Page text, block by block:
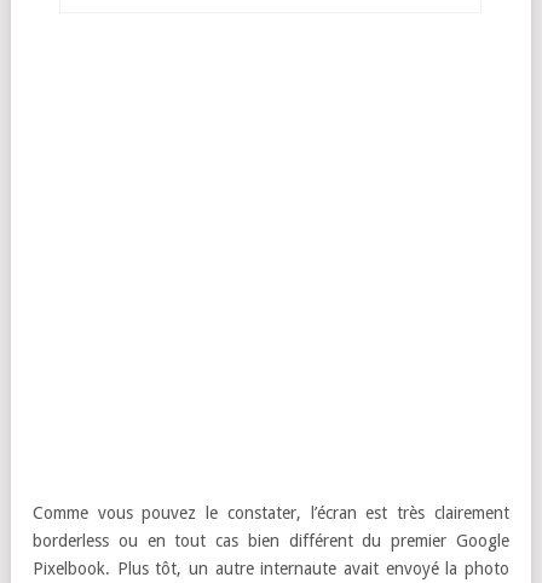
Comme vous pouvez le constater, l’écran est très clairement
borderless ou en tout cas bien différent du premier Google
Pixelbook. Plus tôt, un autre internaute avait envoyé la photo